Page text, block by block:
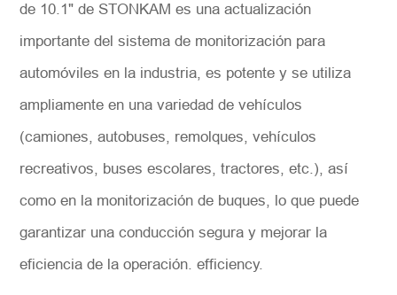
de 10.1" de STONKAM es una actualización
importante del sistema de monitorización para
automóviles en la industria, es potente y se utiliza
ampliamente en una variedad de vehículos
(camiones, autobuses, remolques, vehículos
recreativos, buses escolares, tractores, etc.), así
como en la monitorización de buques, lo que puede
garantizar una conducción segura y mejorar la
eficiencia de la operación. efficiency.